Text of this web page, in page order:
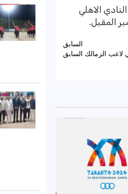
الاهلي
المقبل.
السابق
لاعب الزمالك السابق